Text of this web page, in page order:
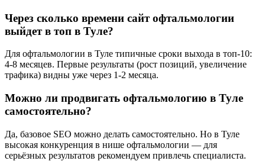
Через сколько времени сайт офтальмологии
выйдет в топ в Туле?
Для офтальмологии в Туле типичные сроки выхода в топ-10:
4-8 месяцев. Первые результаты (рост позиций, увеличение
трафика) видны уже через 1-2 месяца.
Можно ли продвигать офтальмологию в Туле
самостоятельно?
Да, базовое SEO можно делать самостоятельно. Но в Туле
высокая конкуренция в нише офтальмологии — для
серьёзных результатов рекомендуем привлечь специалиста.